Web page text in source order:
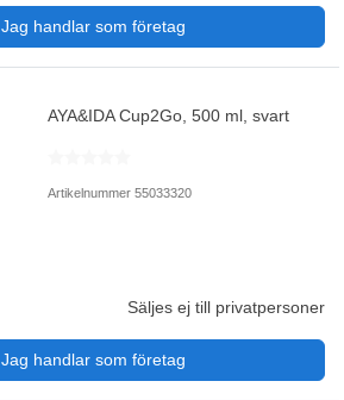
Jag handlar som företag
AYA&IDA Cup2Go, 500 ml, svart
Artikelnummer 55033320
Säljes ej till privatpersoner
Jag handlar som företag